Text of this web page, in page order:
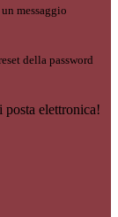
messaggio
della password
elettronica!